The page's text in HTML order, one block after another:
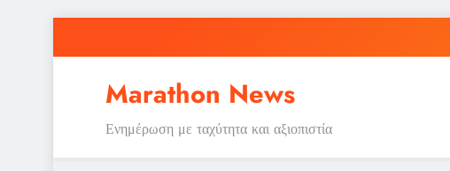
Marathon News
Ενημέρωση με ταχύτητα και αξιοπιστία